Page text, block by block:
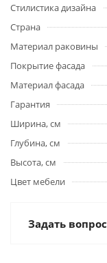
Стилистика дизайна
Страна
Материал раковины
Покрытие фасада
Материал фасада
Гарантия
Ширина, см
Глубина, см
Высота, см
Цвет мебели
Задать вопрос